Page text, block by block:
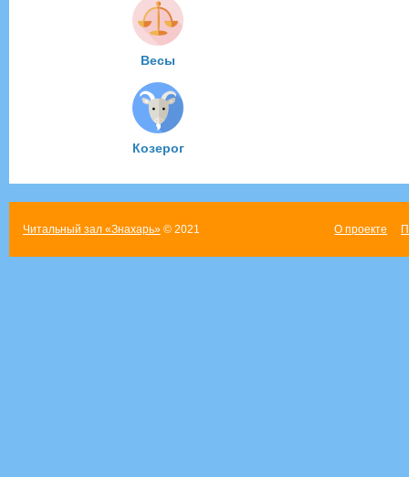
Весы
Козерог
Читальный зал «Знахарь»© 2021 О проекте